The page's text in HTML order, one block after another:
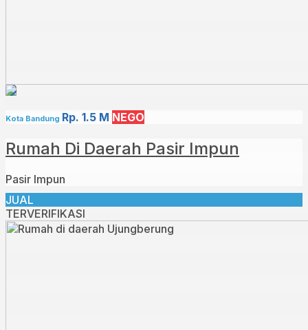
Kota Bandung Rp. 1.5 M NEGO
Rumah Di Daerah Pasir Impun
Pasir Impun
JUAL
TERVERIFIKASI